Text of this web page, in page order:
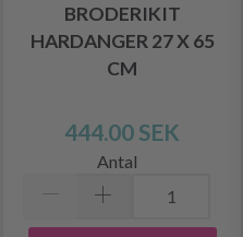
BRODERIKIT
HARDANGER 27 X 65
CM
444.00 SEK
Antal